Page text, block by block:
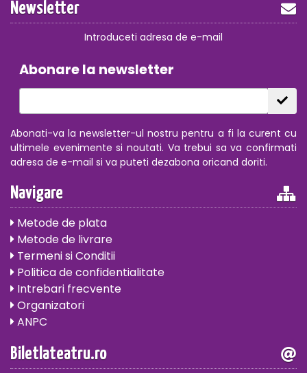
Newsletter
Introduceti adresa de e-mail
Abonare la newsletter
Abonati-va la newsletter-ul nostru pentru a fi la curent cu
ultimele evenimente si noutati. Va trebui sa va confirmati
adresa de e-mail si va puteti dezabona oricand doriti.
Navigare
Metode de plata
Metode de livrare
Termeni si Conditii
Politica de confidentialitate
Intrebari frecvente
Organizatori
ANPC
Biletlateatru.ro